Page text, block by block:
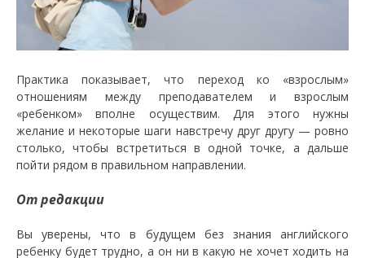
Практика показывает, что переход ко «взрослым»
отношениям между преподавателем и взрослым
«ребенком» вполне осуществим. Для этого нужны
желание и некоторые шаги навстречу друг другу — ровно
столько, чтобы встретиться в одной точке, а дальше
пойти рядом в правильном направлении.
От редакции
Вы уверены, что в будущем без знания английского
ребенку будет трудно, а он ни в какую не хочет ходить на